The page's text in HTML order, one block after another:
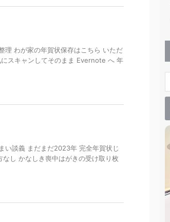
理 わが家の年賀状保存はこちら いただ
スキャンしてそのまま Evernote へ 年
い談義 まだまだ2023年 完全年賀状じ
し かなしき喪中はがきの受け取り枚